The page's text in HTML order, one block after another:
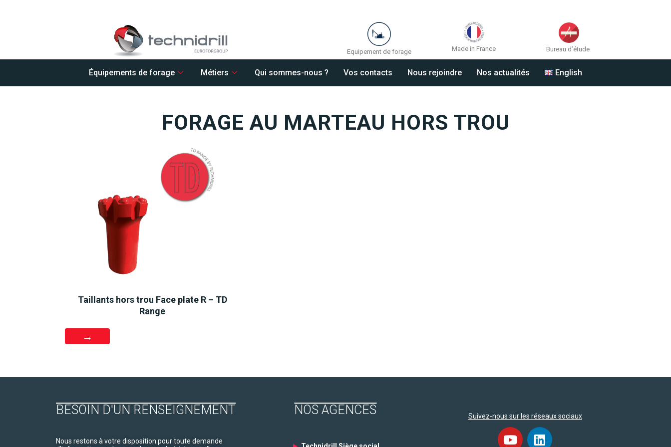
Equipement de forage Made in France Bureau d’étude
Équipements de forage Métiers Qui sommes-nous ? Vos contacts Nous rejoindre Nos actualités English
FORAGE AU MARTEAU HORS TROU
Taillants hors trou Face plate R – TD
Range
BESOIN D'UN RENSEIGNEMENT
Nous restons à votre disposition pour toute demande
NOS AGENCES Suivez-nous sur les réseaux sociaux